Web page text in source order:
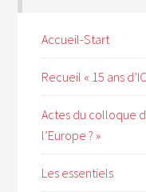
Accueil-Start
Recueil « 15 ans
Actes du colloque
l’Europe ? »
Les essentiels